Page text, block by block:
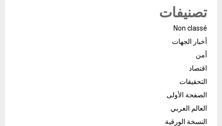
تصنيفات
Non classé
أخبار الجهات
أمن
اقتصاد
التحقيقات
الصفحة الأولى
العالم العربي
النسخة الورقية